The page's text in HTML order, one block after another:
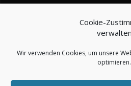
Cookie-
verwalten
Wir verwenden Cookies, um unsere
optimieren.
* = Affiliatelinks /